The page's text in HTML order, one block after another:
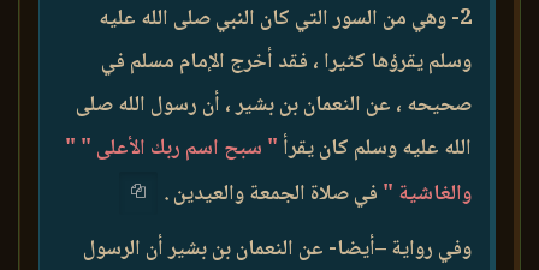
2- وهي من السور التي كان النبي صلى الله عليه
وسلم يقرؤها كثيرا ، فقد أخرج الإمام مسلم في
صحيحه ، عن النعمان بن بشير ، أن رسول الله صلى
الله عليه وسلم كان يقرأ " سبح اسم ربك الأعلى " "
والغاشية " في صلاة الجمعة والعيدين .
وفي رواية –أيضا- عن النعمان بن بشير أن الرسول